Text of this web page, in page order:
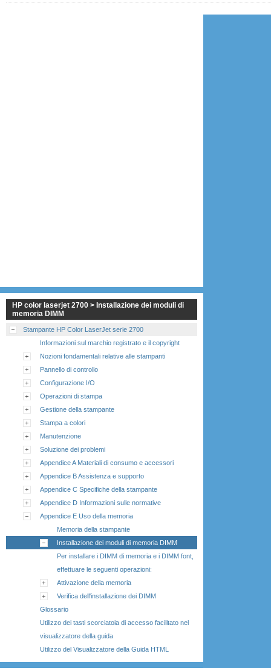
HP color laserjet 2700 > Installazione dei moduli di
memoria DIMM
Stampante HP Color LaserJet serie 2700
Informazioni sul marchio registrato e il copyright
Nozioni fondamentali relative alle stampanti
Pannello di controllo
Configurazione I/O
Operazioni di stampa
Gestione della stampante
Stampa a colori
Manutenzione
Soluzione dei problemi
Appendice A Materiali di consumo e accessori
Appendice B Assistenza e supporto
Appendice C Specifiche della stampante
Appendice D Informazioni sulle normative
Appendice E Uso della memoria
Memoria della stampante
Installazione dei moduli di memoria DIMM
Per installare i DIMM di memoria e i DIMM font,
effettuare le seguenti operazioni:
Attivazione della memoria
Verifica dell'installazione dei DIMM
Glossario
Utilizzo dei tasti scorciatoia di accesso facilitato nel
visualizzatore della guida
Utilizzo del Visualizzatore della Guida HTML